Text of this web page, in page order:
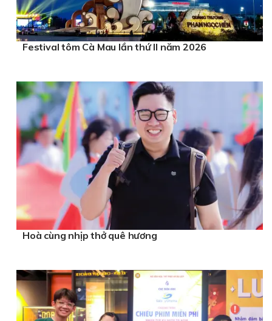
Festival tôm Cà Mau lần thứ II năm 2026
Hoà cùng nhịp thở quê hương